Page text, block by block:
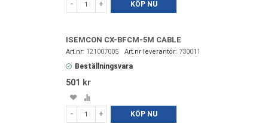
favoriter
- + KÖP NU
ISEMCON CX-BFCM-5M CABLE
121007005 730011
Beställningsvara
501 kr
Spara
i
favoriter
Lägg
till
- + KÖP NU